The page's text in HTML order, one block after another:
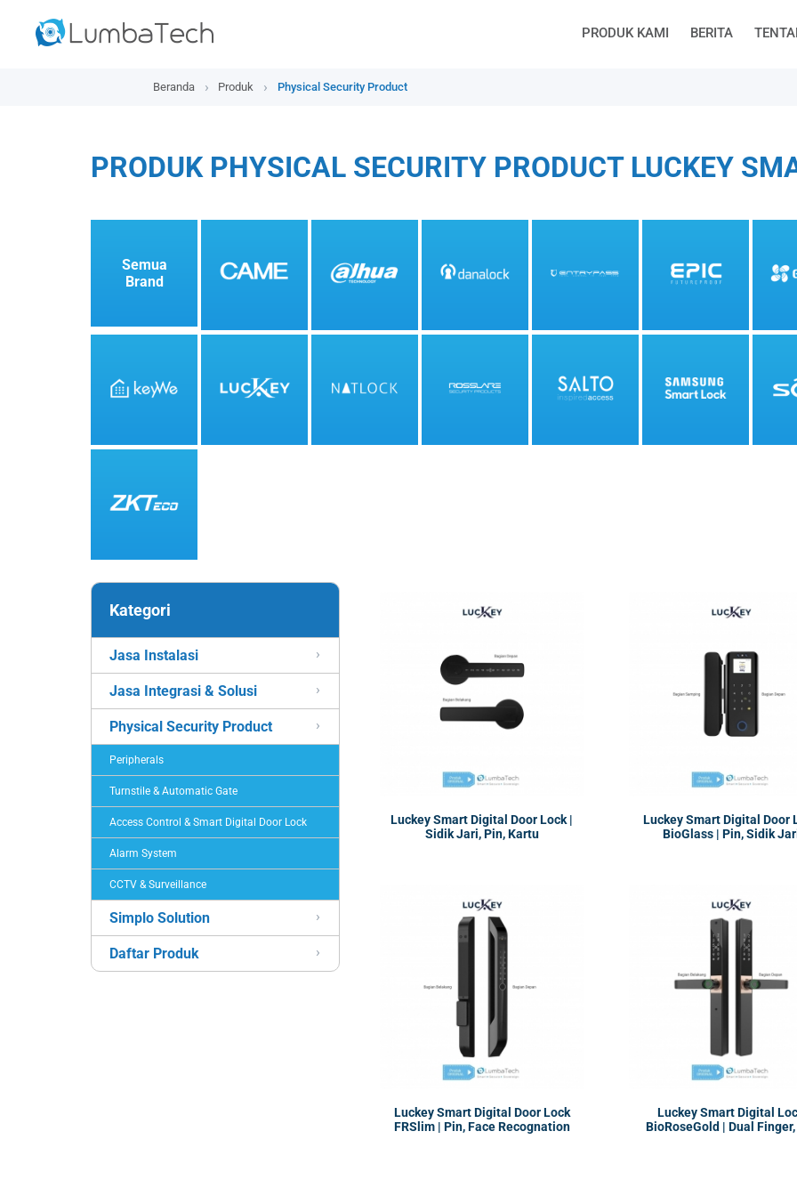
PRODUK KAMI BERITA
Beranda Produk Physical Security Product
PRODUK PHYSICAL SECURITY PRODUCT LUCKEY
Semua
Brand
Kategori
Jasa Instalasi
Jasa Integrasi & Solusi
Physical Security Product
Peripherals
Turnstile & Automatic Gate
Access Control & Smart Digital Door Lock
Alarm System
CCTV & Surveillance
Simplo Solution
Daftar Produk
Luckey Smart Digital Door Lock |
Sidik Jari, Pin, Kartu
Luckey Smart Digital Door
BioGlass | Pin, Sidik
Luckey Smart Digital Door Lock
FRSlim | Pin, Face Recognation
Luckey Smart Digital
BioRoseGold | Dual